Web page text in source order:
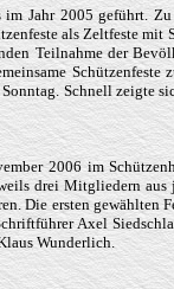
im Jahr 2005 geführt.
als Zeltfeste mit
Teilnahme der
Schnell zeigte
2006 im
drei Mitgliedern aus
Die ersten gewählten
Axel
Wunderlich.